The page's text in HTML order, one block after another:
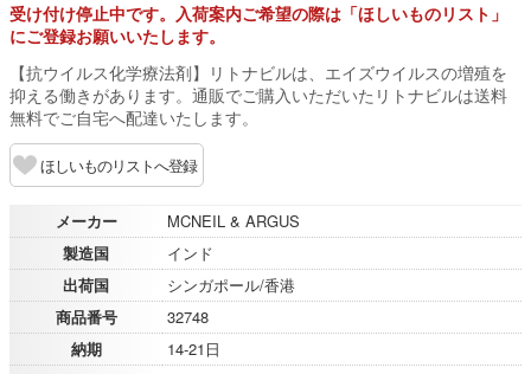
受け付け停止中です。入荷案内ご希望の際は「ほしいものリスト」
にご登録お願いいたします。
【抗ウイルス化学療法剤】リトナビルは、エイズウイルスの増殖を
抑える働きがあります。通販でご購入いただいたリトナビルは送料
無料でご自宅へ配達いたします。
ほしいものリストへ登録
メーカー
MCNEIL & ARGUS
製造国
インド
出荷国
シンガポール/香港
商品番号
32748
納期
14-21日